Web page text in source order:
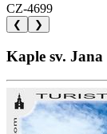
CZ-4699
❮ ❯
Kaple sv.